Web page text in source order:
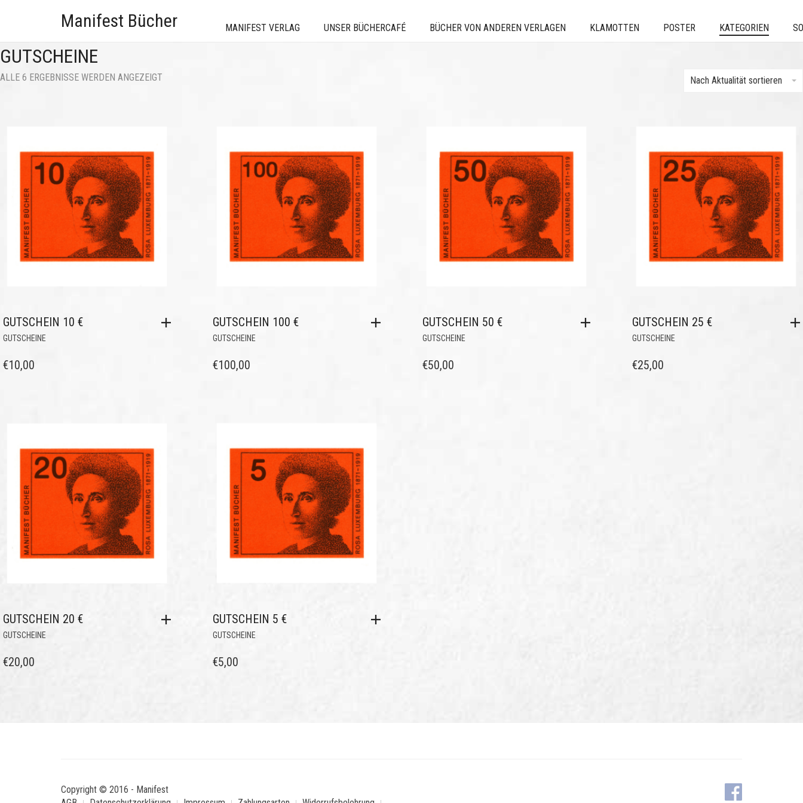
Manifest Bücher MANIFEST VERLAG UNSER BÜCHERCAFÉ BÜCHER VON ANDEREN VERLAGEN KLAMOTTEN POSTER KATEGORIEN
GUTSCHEINE
ALLE 6 ERGEBNISSE WERDEN ANGEZEIGT Nach Aktualität sortieren
GUTSCHEIN 10 €
GUTSCHEINE
€10,00
GUTSCHEIN 100 €
GUTSCHEINE
€100,00
GUTSCHEIN 50 €
GUTSCHEINE
€50,00
GUTSCHEIN 25 €
GUTSCHEINE
€25,00
GUTSCHEIN 20 €
GUTSCHEINE
€20,00
GUTSCHEIN 5 €
GUTSCHEINE
€5,00
Copyright © 2016 - Manifest